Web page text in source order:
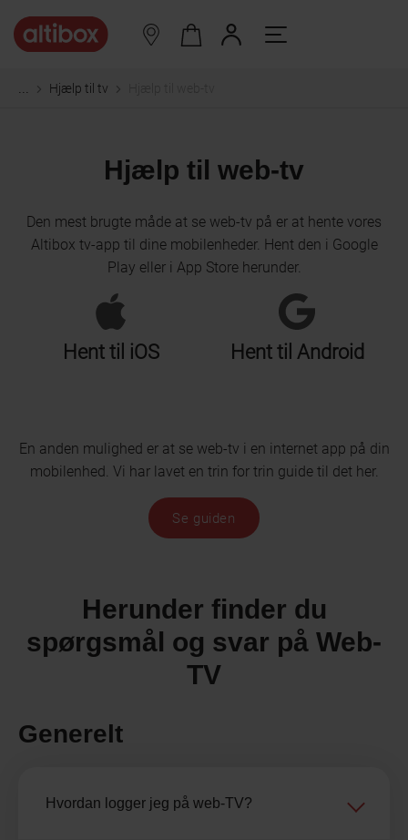
... Hjælp til tv
Hjælp til web-tv
Den mest brugte måde at se web-tv på er at hente vores
Altibox tv-app til dine mobilenheder. Hent den i Google
Play eller i App Store herunder.
Hent til iOS Hent til Android
En anden mulighed er at se web-tv i en internet app på din
mobilenhed. Vi har lavet en trin for trin guide til det her.
Se guiden
Herunder finder du
spørgsmål og svar på Web-
TV
Generelt
Hvordan logger jeg på web-TV?